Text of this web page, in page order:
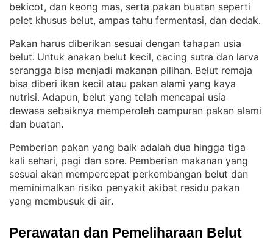
bekicot, dan keong mas, serta pakan buatan seperti
pelet khusus belut, ampas tahu fermentasi, dan dedak.
Pakan harus diberikan sesuai dengan tahapan usia
belut. Untuk anakan belut kecil, cacing sutra dan larva
serangga bisa menjadi makanan pilihan. Belut remaja
bisa diberi ikan kecil atau pakan alami yang kaya
nutrisi. Adapun, belut yang telah mencapai usia
dewasa sebaiknya memperoleh campuran pakan alami
dan buatan.
Pemberian pakan yang baik adalah dua hingga tiga
kali sehari, pagi dan sore. Pemberian makanan yang
sesuai akan mempercepat perkembangan belut dan
meminimalkan risiko penyakit akibat residu pakan
yang membusuk di air.
Perawatan dan Pemeliharaan Belut